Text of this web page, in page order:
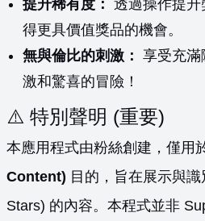
提升稀有度： 透過操作提
得更具價值獎品的機會。
無與倫比的刺激： 享受充滿
激和驚喜的冒險！
⚠️ 特別聲明 (重要)
本應用程式由粉絲創建，僅用
Content) 目的，旨在展示與
Stars) 的內容。本程式並非